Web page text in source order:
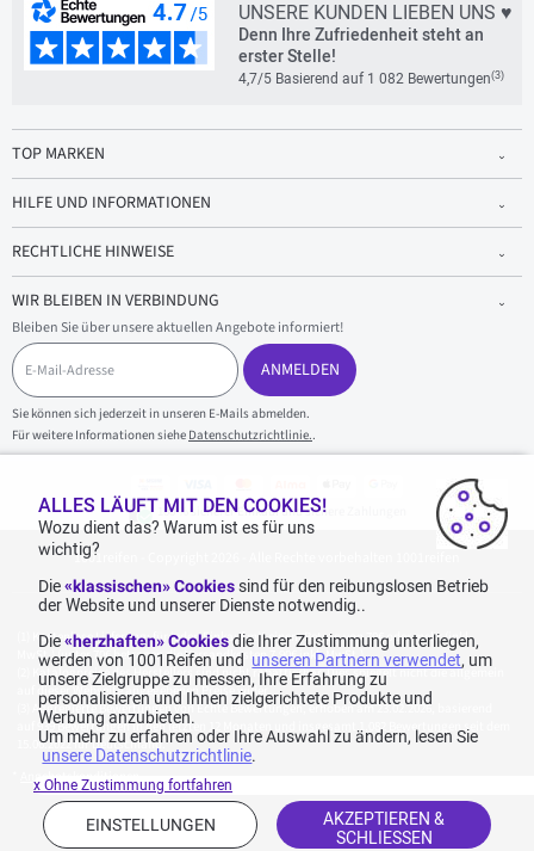
UNSERE KUNDEN LIEBEN UNS ♥
Denn Ihre Zufriedenheit steht an
erster Stelle!
4,7/5 Basierend auf 1 082 Bewertungen(3)
TOP MARKEN
HILFE UND INFORMATIONEN
RECHTLICHE HINWEISE
WIR BLEIBEN IN VERBINDUNG
Bleiben Sie über unsere aktuellen Angebote informiert!
E
-
M
a
i
l
ANMELDEN
Sie können sich jederzeit in unseren E-Mails abmelden.
Für weitere Informationen siehe Datenschutzrichtlinie..
100 % sicherer Einkauf und sichere Zahlungen
1001reifen - Copyright 2026 - Alle Rechte vorbehalten 1001reifen
Kostenlose Lieferung: für jeden Einkauf mit einem Betrag von 70€ oder mehr (inkl.
MwSt.) (unter 70€ betragen die Versandkosten 7,90€ inkl. MwSt.).
Katalogpreise des Herstellers sind nicht rabattierbar. Dies spiegelt nicht die allgemein
auf dieser Webseite angegebenen Preise wider.
Aggregierte Bewertungen von Echte Bewertungen, erhoben am 23.02.2026, basierend
auf 939 Bewertungen in den letzten 12 Monaten und insgesamt 1.082 Bewertungen seit dem
15.06.2022 für Deutschland.
Angebotskonditionen
ALLES LÄUFT MIT DEN COOKIES!
Wozu dient das? Warum ist es für uns
wichtig?
Die«klassischen» Cookiessind für den reibungslosen Betrieb
der Website und unserer Dienste notwendig..
Die«herzhaften» Cookies die Ihrer Zustimmung unterliegen,
werden von 1001Reifen und unseren Partnern verwendet, um
unsere Zielgruppe zu messen, Ihre Erfahrung zu
personalisieren und Ihnen zielgerichtete Produkte und
Werbung anzubieten.
Um mehr zu erfahren oder Ihre Auswahl zu ändern, lesen Sie
unsere Datenschutzrichtlinie.
AKZEPTIEREN &
SCHLIESSEN
EINSTELLUNGEN
x Ohne Zustimmung fortfahren